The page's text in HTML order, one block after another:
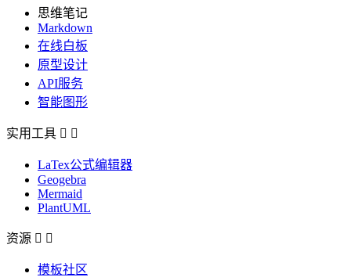
思维笔记
Markdown
在线白板
原型设计
API服务
智能图形
实用工具  
LaTex公式编辑器
Geogebra
Mermaid
PlantUML
资源  
模板社区